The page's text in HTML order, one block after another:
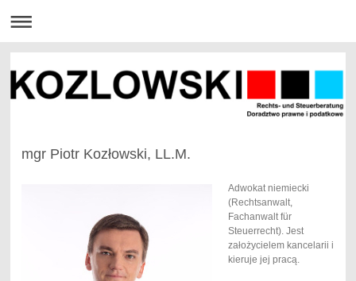
mgr Piotr Kozłowski, LL.M.
Adwokat niemiecki
(Rechtsanwalt,
Fachanwalt für
Steuerrecht). Jest
założycielem kancelarii i
kieruje jej pracą.